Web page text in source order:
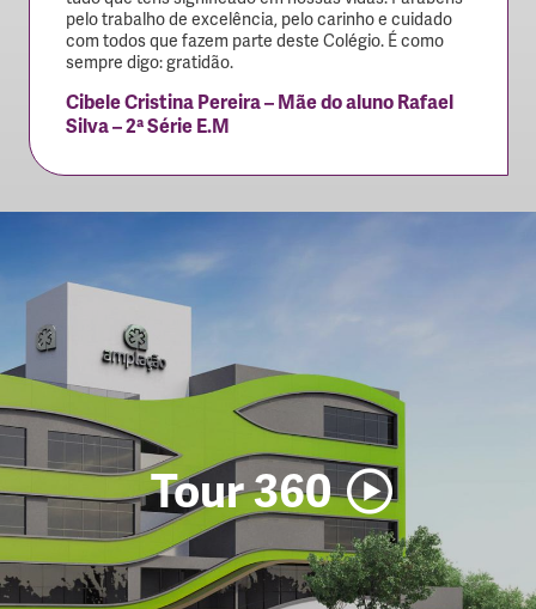
pelo trabalho de excelência, pelo carinho e cuidado
com todos que fazem parte deste Colégio. É como
sempre digo: gratidão.
Cibele Cristina Pereira – Mãe do aluno Rafael
Silva – 2ª Série E.M
Tour 360